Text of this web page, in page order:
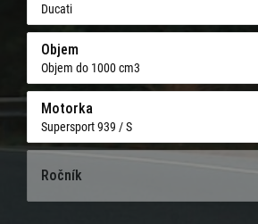
Ducati
Objem
Objem do 1000 cm3
Motorka
Supersport 939 / S
Ročník